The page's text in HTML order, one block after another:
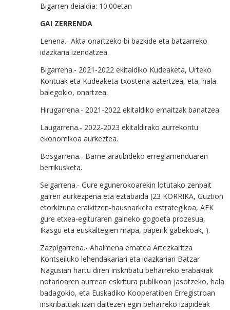
Bigarren deialdia: 10:00etan
GAI ZERRENDA
Lehena.- Akta onartzeko bi bazkide eta batzarreko
idazkaria izendatzea.
Bigarrena.- 2021-2022 ekitaldiko Kudeaketa, Urteko
Kontuak eta Kudeaketa-txostena aztertzea, eta, hala
balegokio, onartzea.
Hirugarrena.- 2021-2022 ekitaldiko emaitzak banatzea.
Laugarrena.- 2022-2023 ekitaldirako aurrekontu
ekonomikoa aurkeztea.
Bosgarrena.- Barne-araubideko erreglamenduaren
berrikusketa.
Seigarrena.- Gure egunerokoarekin lotutako zenbait
gairen aurkezpena eta eztabaida (23 KORRIKA, Guztion
etorkizuna eraikitzen-hausnarketa estrategikoa, AEK
gure etxea-egituraren gaineko gogoeta prozesua,
Ikasgu eta euskaltegien mapa, paperik gabekoak, ).
Zazpigarrena.- Ahalmena ematea Artezkaritza
Kontseiluko lehendakariari eta idazkariari Batzar
Nagusian hartu diren inskribatu beharreko erabakiak
notarioaren aurrean eskritura publikoan jasotzeko, hala
badagokio, eta Euskadiko Kooperatiben Erregistroan
inskribatuak izan daitezen egin beharreko izapideak